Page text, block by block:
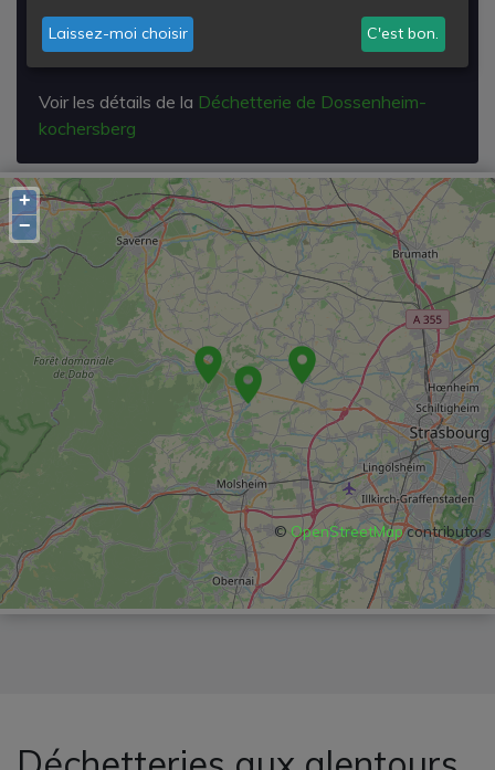
D79
67117
Dossenheim-Kochersberg
Voir les détails de la Déchetterie de Dossenheim-
kochersberg
+
−
© OpenStreetMapcontributors
Laissez-moi choisir C'est bon.